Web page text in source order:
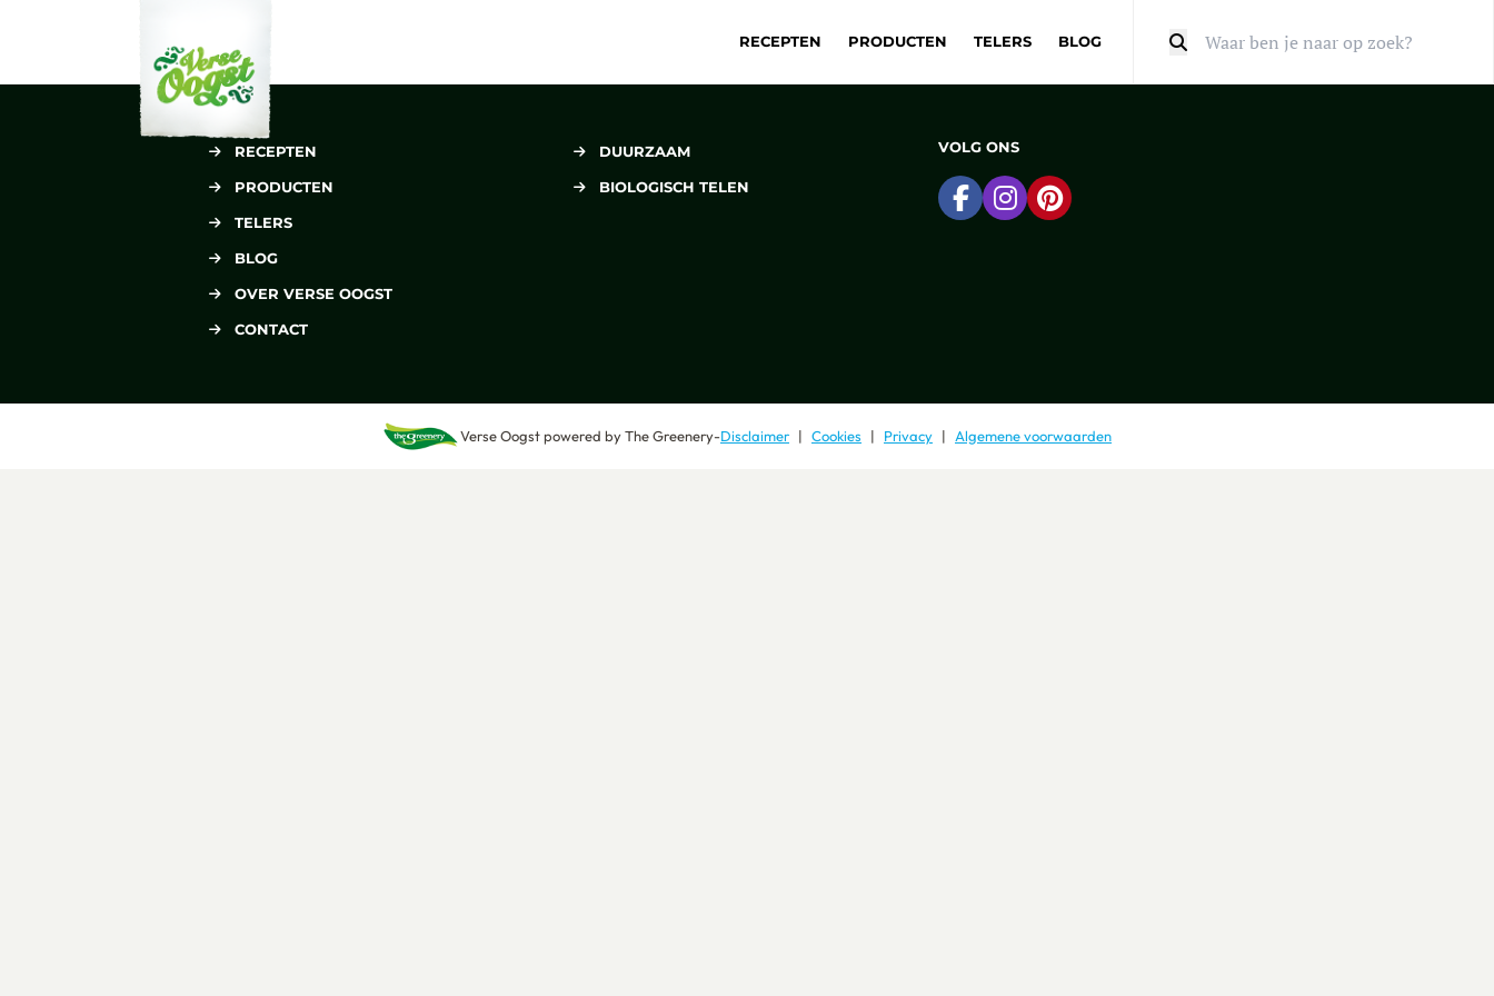
RECEPTEN PRODUCTEN TELERS BLOG
RECEPTEN
PRODUCTEN
TELERS
BLOG
OVER VERSE OOGST
CONTACT
DUURZAAM
BIOLOGISCH TELEN
VOLG ONS
Ga naar Facebook
Ga naar Instagram
Ga naar Pinterest
Verse Oogstpowered byThe Greenery-Disclaimer Cookies Privacy Algemene voorwaarden